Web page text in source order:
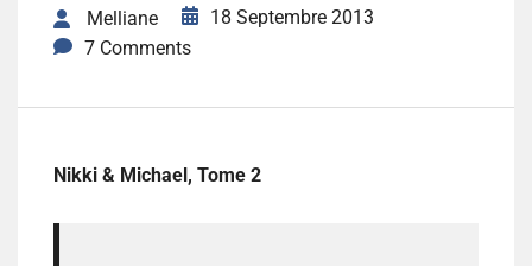
Melliane
18 Septembre 2013
7 Comments
Nikki & Michael, Tome 2